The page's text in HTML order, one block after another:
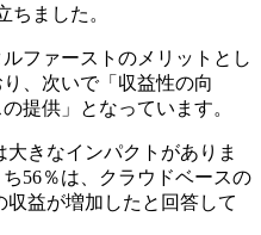
ちました。
ファーストのメリットとし
、次いで「収益性の向
提供」となっています。
大きなインパクトがありま
56％は、クラウドベースの
益が増加したと回答して